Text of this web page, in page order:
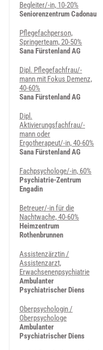
Begleiter/-in, 10-20%
Seniorenzentrum Cadonau
Pflegefachperson,
Springerteam, 20-50%
Sana Fürstenland AG
Dipl. Pflegefachfrau/-
mann mit Fokus Demenz,
40-60%
Sana Fürstenland AG
Dipl.
Aktivierungsfachfrau/-
mann oder
Ergotherapeut/-in, 40-60%
Sana Fürstenland AG
Fachpsychologe/-in, 60%
Psychiatrie-Zentrum
Engadin
Betreuer/-in für die
Nachtwache, 40-60%
Heimzentrum
Rothenbrunnen
Assistenzärztin /
Assistenzarzt,
Erwachsenenpsychiatrie
Ambulanter
Psychiatrischer Diens
Oberpsychologin /
Oberpsychologe
Ambulanter
Psychiatrischer Diens